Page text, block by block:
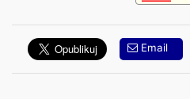
Email